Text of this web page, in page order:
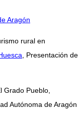
Aragón
rural en
, Presentación de
Grado Pueblo,
Autónoma de Aragón